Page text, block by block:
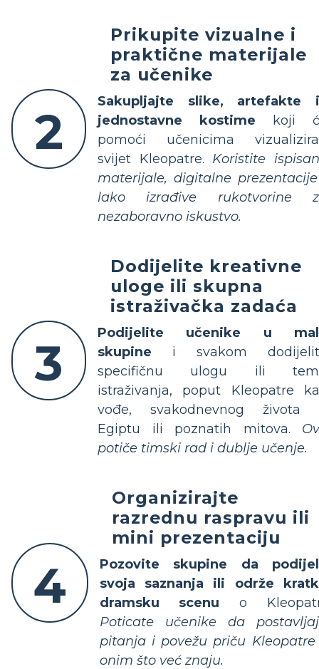
2
Prikupite vizualne i
praktične materijale
za učenike
Sakupljajte slike, artefakte
jednostavne kostime koji
pomoći učenicima
svijet Kleopatre. Koristite
materijale, digitalne
lako izrađive rukotvorine
nezaboravno iskustvo.
3
Dodijelite kreativne
uloge ili skupna
istraživačka zadaća
Podijelite učenike u
skupine i svakom
specifičnu ulogu ili
istraživanja, poput Kleopatre
vođe, svakodnevnog života
Egiptu ili poznatih mitova.
potiče timski rad i dublje učenje.
4
Organizirajte
razrednu raspravu ili
mini prezentaciju
Pozovite skupine da
svoja saznanja ili održe
dramsku scenu o
Poticatе učenike da
pitanja i povežu priču Kleopatre
onim što već znaju.